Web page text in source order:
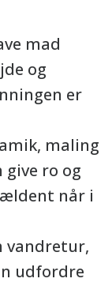
mad
og
er
maling
ro og
når i
vandretur,
udfordre